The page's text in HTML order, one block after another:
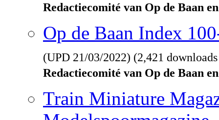
Redactiecomité van Op de Baan
Op de Baan Index
(UPD 21/03/2022) (2,421
Redactiecomité van Op de Baan
Train Miniature